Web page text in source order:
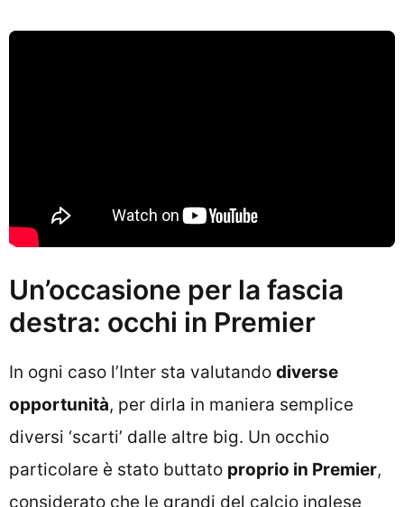
Un’occasione per la fascia
destra: occhi in Premier
In ogni caso l’Inter sta valutando diverse
opportunità, per dirla in maniera semplice
diversi ‘scarti’ dalle altre big. Un occhio
particolare è stato buttato proprio in Premier,
considerato che le grandi del calcio inglese